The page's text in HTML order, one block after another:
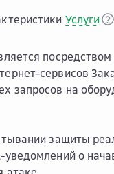
Услуги
сервисов
запросов на
защиты
уведомлений о